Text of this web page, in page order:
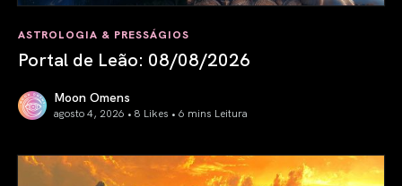
ASTROLOGIA & PRESSÁGIOS
Portal de Leão: 08/08/2026
Moon Omens
agosto 4, 2026 • 8 Likes • 6 mins Leitura